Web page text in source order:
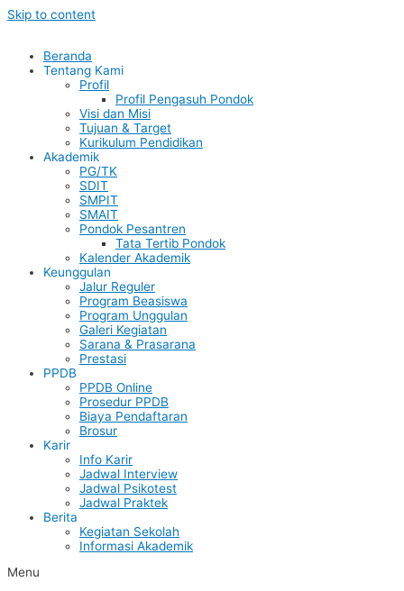
Skip to content
Beranda
Tentang Kami
Profil
Profil Pengasuh Pondok
Visi dan Misi
Tujuan & Target
Kurikulum Pendidikan
Akademik
PG/TK
SDIT
SMPIT
SMAIT
Pondok Pesantren
Tata Tertib Pondok
Kalender Akademik
Keunggulan
Jalur Reguler
Program Beasiswa
Program Unggulan
Galeri Kegiatan
Sarana & Prasarana
Prestasi
PPDB
PPDB Online
Prosedur PPDB
Biaya Pendaftaran
Brosur
Karir
Info Karir
Jadwal Interview
Jadwal Psikotest
Jadwal Praktek
Berita
Kegiatan Sekolah
Informasi Akademik
Menu